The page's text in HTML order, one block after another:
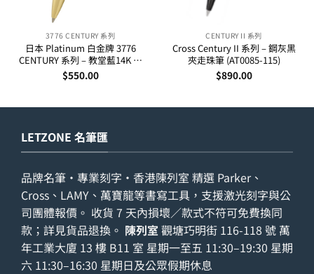
3776 CENTURY 系列
日本 Platinum 白金牌 3776
CENTURY 系列 – 教堂藍14K 金
夾原子筆
$550.00
CENTURY II 系列
Cross Century II 系列 – 鋼灰黑
夾走珠筆 (AT0085-115)
$890.00
LETZONE 名筆匯
品牌名筆・專業刻字・香港陳列室 精選 Parker、
Cross、LAMY、萬寶龍等書寫工具，支援激光刻字與公
司團體報價。 收貨 7 天內損壞／款式不符可免費換同
款；詳見貨品退換 。 陳列室 觀塘巧明街 116-118 號 萬
年工業大廈 13 樓 B11 室 星期一至五 11:30–19:30 星期
六 11:30–16:30 星期日及公眾假期休息